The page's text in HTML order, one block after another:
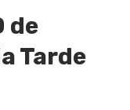
de
Tarde